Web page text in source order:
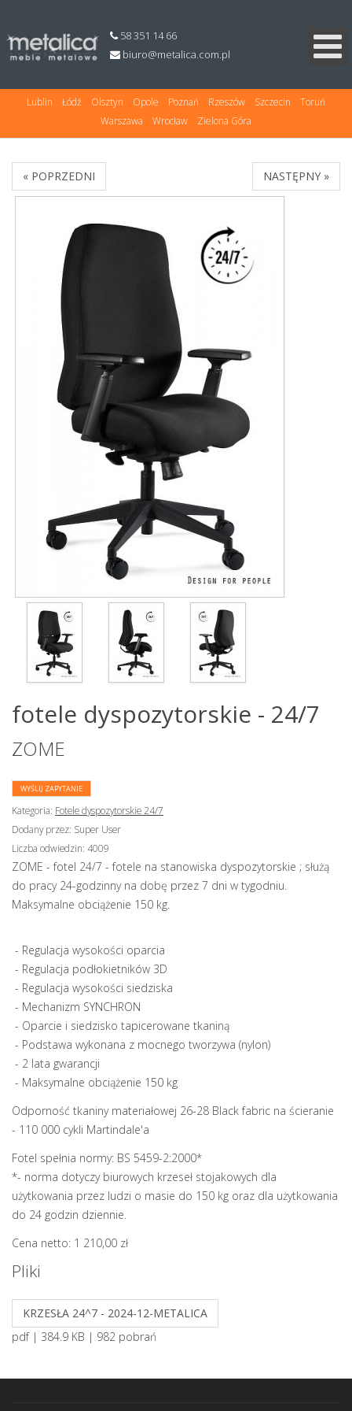
58 351 14 66
Lublin
Łódź Olsztyn Opole Poznań Rzeszów Szczecin
Toruń
Warszawa
Wrocław Zielona Góra
« POPRZEDNI NASTĘPNY »
fotele dyspozytorskie - 24/7
ZOME
WYŚLIJ ZAPYTANIE
Kategoria: Fotele dyspozytorskie 24/7
Dodany przez: Super User
Liczba odwiedzin: 4009
ZOME - fotel 24/7 - fotele na stanowiska dyspozytorskie ; służą
do pracy 24-godzinny na dobę przez 7 dni w tygodniu.
Maksymalne obciążenie 150 kg.
- Regulacja wysokości oparcia
- Regulacja podłokietników 3D
- Regulacja wysokości siedziska
- Mechanizm SYNCHRON
- Oparcie i siedzisko tapicerowane tkaniną
- Podstawa wykonana z mocnego tworzywa (nylon)
- 2 lata gwarancji
- Maksymalne obciążenie 150 kg
Odporność tkaniny materiałowej 26-28 Black fabric na ścieranie
- 110 000 cykli Martindale'a
Fotel spełnia normy: BS 5459-2:2000*
*- norma dotyczy biurowych krzeseł stojakowych dla
użytkowania przez ludzi o masie do 150 kg oraz dla użytkowania
do 24 godzin dziennie.
Cena netto: 1 210,00 zł
Pliki
KRZESŁA 24^7 - 2024-12-METALICA
pdf | 384.9 KB | 982 pobrań